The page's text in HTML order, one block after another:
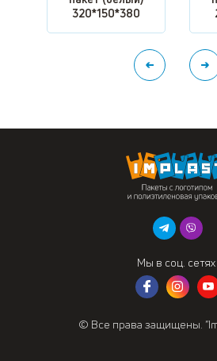
320*150*380
Мы в соц. сетях:
© Все права защищены.